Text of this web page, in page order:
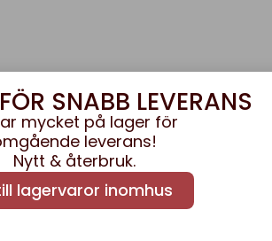
SNABB LEVERANS
mycket på lager för
leverans!
Nytt & återbruk.
lagervaror inomhus